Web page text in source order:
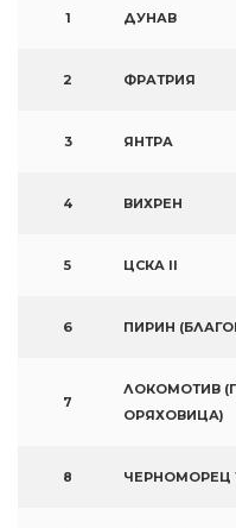
1 ДУНАВ
2 ФРАТРИЯ
3 ЯНТРА
4 ВИХРЕН
5 ЦСКА II
6 ПИРИН
7
ЛОКОМОТИВ
ОРЯХОВИЦА)
8 ЧЕРНОМОРЕЦ